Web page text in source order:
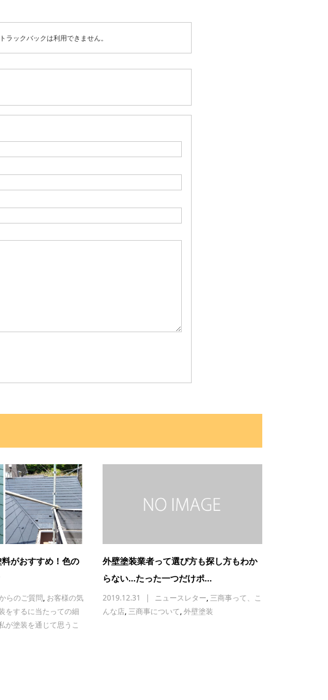
トラックバックは利用できません。
がおすすめ！色の
らのご質問, お客様の気
をするに当たっての細
が塗装を通じて思うこ
外壁塗装業者って選び方も探し方もわか
らない…たった一つだけポ...
2019.12.31 ニュースレター, 三商事って、こ
んな店, 三商事について,外壁塗装